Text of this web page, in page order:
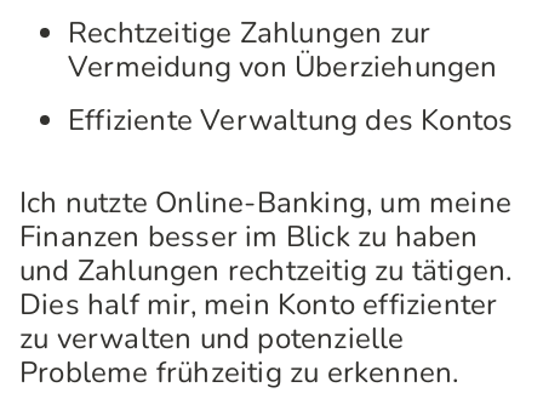
Rechtzeitige Zahlungen zur
Vermeidung von Überziehungen
Effiziente Verwaltung des Kontos
Ich nutzte Online-Banking, um meine
Finanzen besser im Blick zu haben
und Zahlungen rechtzeitig zu tätigen.
Dies half mir, mein Konto effizienter
zu verwalten und potenzielle
Probleme frühzeitig zu erkennen.